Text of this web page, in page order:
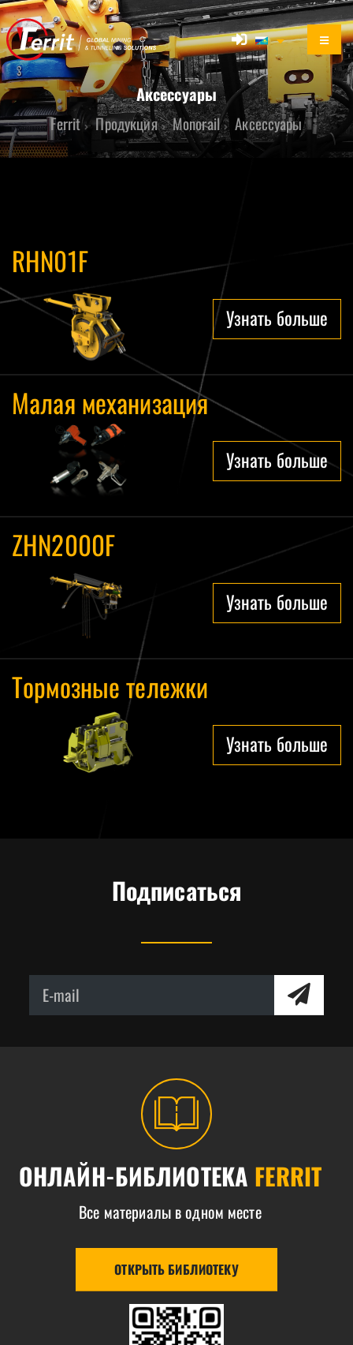
Аксессуары
Ferrit Продукция Monorail Аксессуары
RHN01F
Узнать больше
Малая механизация
Узнать больше
ZHN2000F
Узнать больше
Тормозные тележки
Узнать больше
Подписаться
ОНЛАЙН-БИБЛИОТЕКА FERRIT
Все материалы в одном месте
ОТКРЫТЬ БИБЛИОТЕКУ